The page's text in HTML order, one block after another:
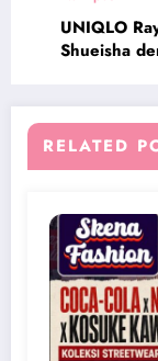
UNIQLO
Shueisha
RELATED